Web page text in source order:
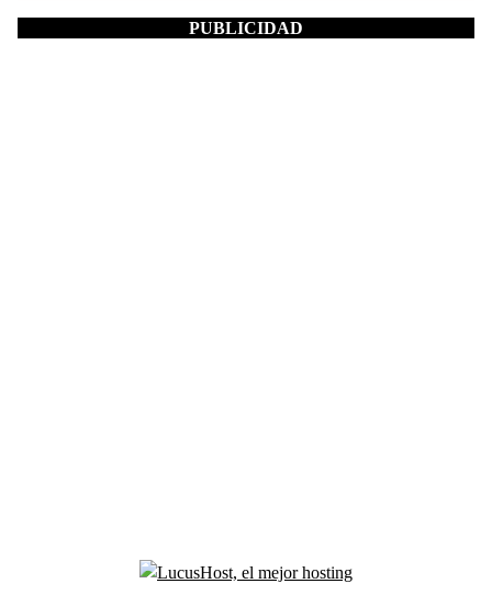
PUBLICIDAD